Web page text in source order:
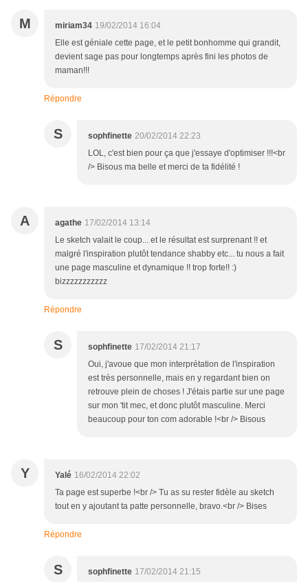
M miriam34 19/02/2014 16:04
Elle est géniale cette page, et le petit bonhomme qui grandit,
devient sage pas pour longtemps après fini les photos de
maman!!!
Répondre
S sophfinette 20/02/2014 22:23
LOL, c'est bien pour ça que j'essaye d'optimiser !!!<br
/> Bisous ma belle et merci de ta fidélité !
A agathe 17/02/2014 13:14
Le sketch valait le coup... et le résultat est surprenant !! et
malgré l'inspiration plutôt tendance shabby etc... tu nous a fait
une page masculine et dynamique !! trop forte!! :)
bizzzzzzzzzzz
Répondre
S sophfinette 17/02/2014 21:17
Oui, j'avoue que mon interprétation de l'inspiration
est très personnelle, mais en y regardant bien on
retrouve plein de choses ! J'étais partie sur une page
sur mon 'tit mec, et donc plutôt masculine. Merci
beaucoup pour ton com adorable !<br /> Bisous
Y Yalé 16/02/2014 22:02
Ta page est superbe !<br /> Tu as su rester fidèle au sketch
tout en y ajoutant ta patte personnelle, bravo.<br /> Bises
Répondre
S sophfinette 17/02/2014 21:15